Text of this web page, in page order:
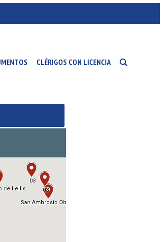
CLÉRIGOS CON LICENCIA